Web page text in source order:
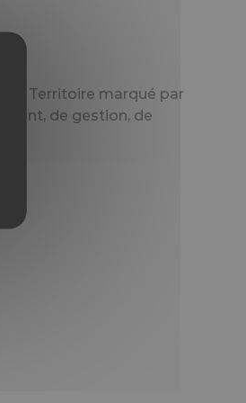
Territoire marqué par
de gestion, de